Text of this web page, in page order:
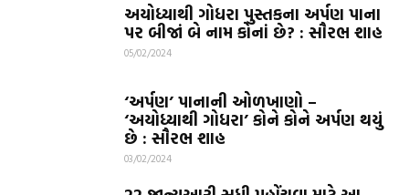
અયોધ્યાથી ગોધરા પુસ્તકના અર્પણ પાના
પર બીજાં બે નામ કોનાં છે? : સૌરભ શાહ
05/02/2024
‘અર્પણ’ પાનાની ઓળખાણો –
‘અયોધ્યાથી ગોધરા’ કોને કોને અર્પણ થયું
છે : સૌરભ શાહ
03/02/2024